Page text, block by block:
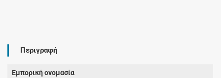
Περιγραφή
Εμπορική ονομασία